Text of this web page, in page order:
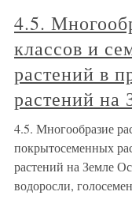
4.5.
классов и
растений в
растений на
4.5. Многообразие
покрытосеменных
растений на Земле
водоросли,